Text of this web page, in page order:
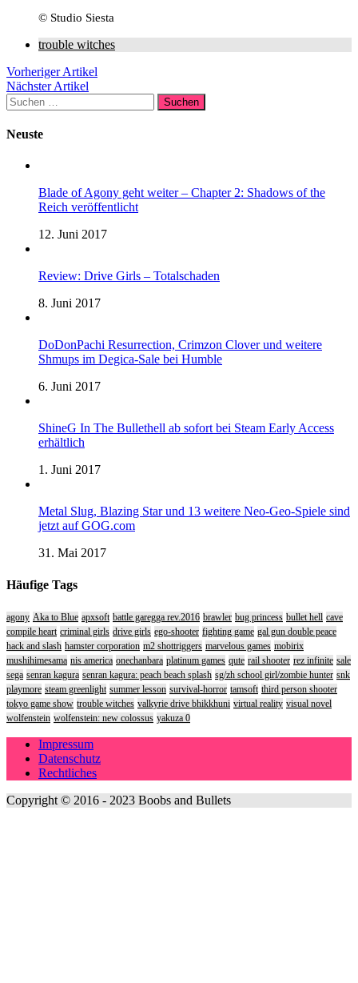
© Studio Siesta
trouble witches
Vorheriger Artikel
Nächster Artikel
Suchen
nach:
Neuste
Blade of Agony geht weiter – Chapter 2: Shadows of the
Reich veröffentlicht
12. Juni 2017
Review: Drive Girls – Totalschaden
8. Juni 2017
DoDonPachi Resurrection, Crimzon Clover und weitere
Shmups im Degica-Sale bei Humble
6. Juni 2017
ShineG In The Bullethell ab sofort bei Steam Early Access
erhältlich
1. Juni 2017
Metal Slug, Blazing Star und 13 weitere Neo-Geo-Spiele sind
jetzt auf GOG.com
31. Mai 2017
Häufige Tags
agony Aka to Blue apxsoft battle garegga rev.2016 brawler bug princess bullet hell cave
compile heart criminal girls drive girls ego-shooter fighting game gal gun double peace
hack and slash hamster corporation m2 shottriggers marvelous games mobirix
mushihimesama nis america onechanbara platinum games qute rail shooter rez infinite sale
sega senran kagura senran kagura: peach beach splash sg/zh school girl/zombie hunter snk
playmore steam greenlight summer lesson survival-horror tamsoft third person shooter
tokyo game show trouble witches valkyrie drive bhikkhuni virtual reality visual novel
wolfenstein wolfenstein: new colossus yakuza 0
Impressum
Datenschutz
Rechtliches
Copyright © 2016 - 2023 Boobs and Bullets